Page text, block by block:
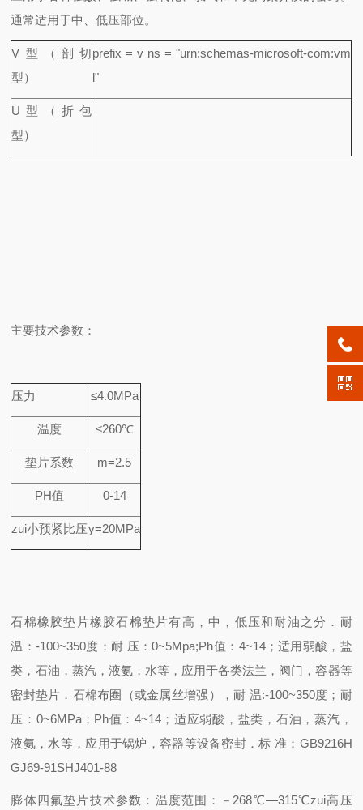
通常适用于中、低压部位。
V 型（剖切
型）
prefix = v ns = "urn:schemas-microsoft-com:vm
l"
U 型（折包
型）
主要技术参数：
压力 ≤4.0MPa
温度 ≤260℃
垫片系数 m=2.5
PH值 0-14
zui小预紧比压y=20MPa
石棉橡胶垫片橡胶石棉垫片有高，中，低压和耐油之分．耐
温：-100~350度；耐 压：0~5Mpa;Ph值：4~14；适用弱酸，盐
类，石油，蒸汽，液氨，水等，应用于各类法兰，阀门，容器等
密封垫片．石棉布圈（或金属丝增强），耐 温:-100~350度；耐
压：0~6MPa；Ph值：4~14；适应弱酸，盐类，石油，蒸汽，
液氨，水等，应用于锅炉，容器等设备密封．标 准：GB9216H
GJ69-91SHJ401-88
膨体四氟垫片技术参数： 温度范围：－268℃—315℃zui高压